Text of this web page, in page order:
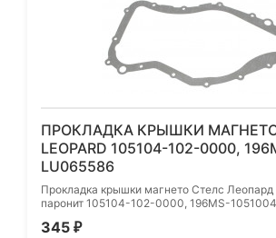
ПРОКЛАДКА КРЫШКИ МАГНЕТО
LEOPARD 105104-102-0000,
LU065586
Прокладка крышки магнето Стелс
паронит 105104-102-0000, 196MS-
345 ₽